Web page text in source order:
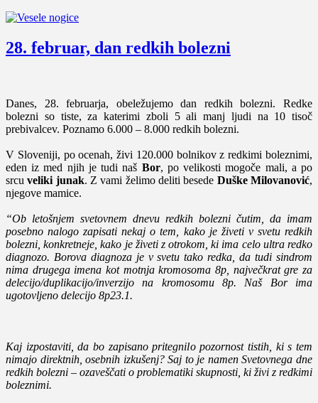
28. februar, dan redkih bolezni
Danes, 28. februarja, obeležujemo dan redkih bolezni. Redke
bolezni so tiste, za katerimi zboli 5 ali manj ljudi na 10 tisoč
prebivalcev. Poznamo 6.000 – 8.000 redkih bolezni.
V Sloveniji, po ocenah, živi 120.000 bolnikov z redkimi boleznimi,
eden iz med njih je tudi naš Bor, po velikosti mogoče mali, a po
srcuveliki junak. Z vami želimo deliti besede Duške Milovanović,
njegove mamice.
“Ob letošnjem svetovnem dnevu redkih bolezni čutim, da imam
posebno nalogo zapisati nekaj o tem, kako je živeti v svetu redkih
bolezni, konkretneje, kako je živeti z otrokom, ki ima celo ultra redko
diagnozo. Borova diagnoza je v svetu tako redka, da tudi sindrom
nima drugega imena kot motnja kromosoma 8p, največkrat gre za
delecijo/duplikacijo/inverzijo na kromosomu 8p. Naš Bor ima
ugotovljeno delecijo 8p23.1.
Kaj izpostaviti, da bo zapisano pritegnilo pozornost tistih, ki s tem
nimajo direktnih, osebnih izkušenj? Saj to je namen Svetovnega dne
redkih bolezni – ozaveščati o problematiki skupnosti, ki živi z redkimi
boleznimi.